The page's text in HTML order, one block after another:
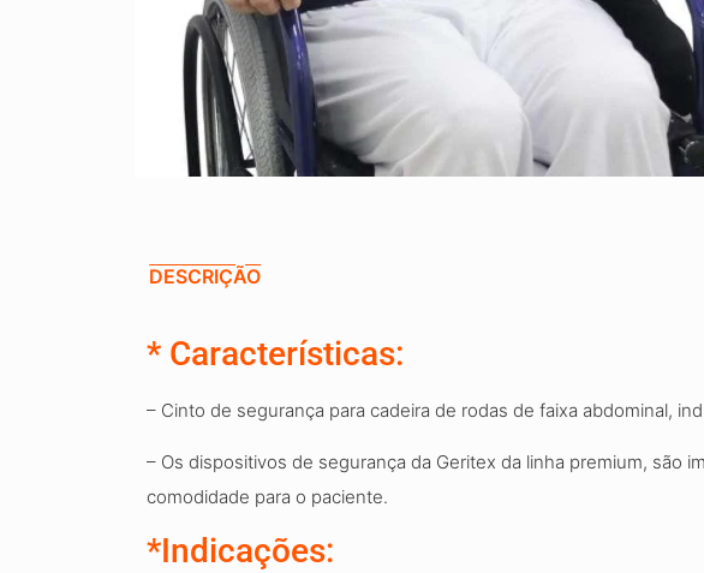
DESCRIÇÃO
* Características:
– Cinto de segurança para cadeira de rodas de faixa abdominal,
– Os dispositivos de segurança da Geritex da linha premium, são
comodidade para o paciente.
*Indicações: